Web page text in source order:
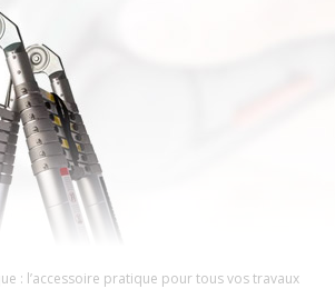
: l’accessoire pratique pour tous vos travaux